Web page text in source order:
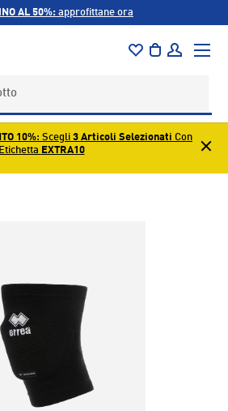
AL 50%: approfittane ora
BorsaAccedi
Menu
10%: Scegli 3 Articoli Selezionati Con
Etichetta EXTRA10